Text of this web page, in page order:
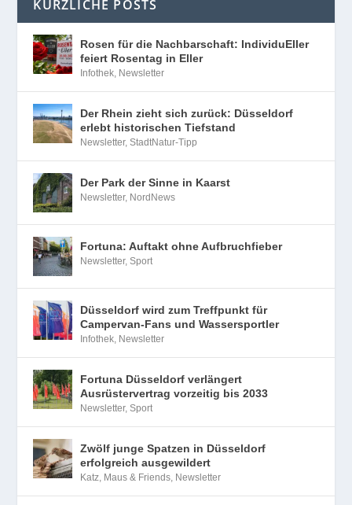
KÜRZLICHE POSTS
Rosen für die Nachbarschaft: IndividuEller
feiert Rosentag in Eller
Infothek, Newsletter
Der Rhein zieht sich zurück: Düsseldorf
erlebt historischen Tiefstand
Newsletter,StadtNatur-Tipp
Der Park der Sinne in Kaarst
Newsletter, NordNews
Fortuna: Auftakt ohne Aufbruchfieber
Newsletter,Sport
Düsseldorf wird zum Treffpunkt für
Campervan-Fans und Wassersportler
Infothek, Newsletter
Fortuna Düsseldorf verlängert
Ausrüstervertrag vorzeitig bis 2033
Newsletter,Sport
Zwölf junge Spatzen in Düsseldorf
erfolgreich ausgewildert
Katz, Maus & Friends, Newsletter